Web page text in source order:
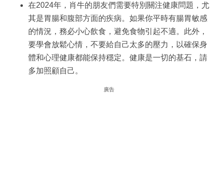
在2024年，肖牛的朋友們需要特別關注健康問題，尤
其是胃腸和腹部方面的疾病。如果你平時有腸胃敏感
的情況，務必小心飲食，避免食物引起不適。此外，
要學會放鬆心情，不要給自己太多的壓力，以確保身
體和心理健康都能保持穩定。健康是一切的基石，請
多加照顧自己。
廣告